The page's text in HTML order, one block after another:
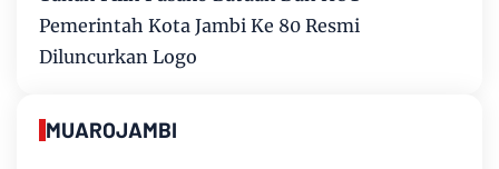
Pemerintah Kota Jambi Ke 80 Resmi
Diluncurkan Logo
MUAROJAMBI